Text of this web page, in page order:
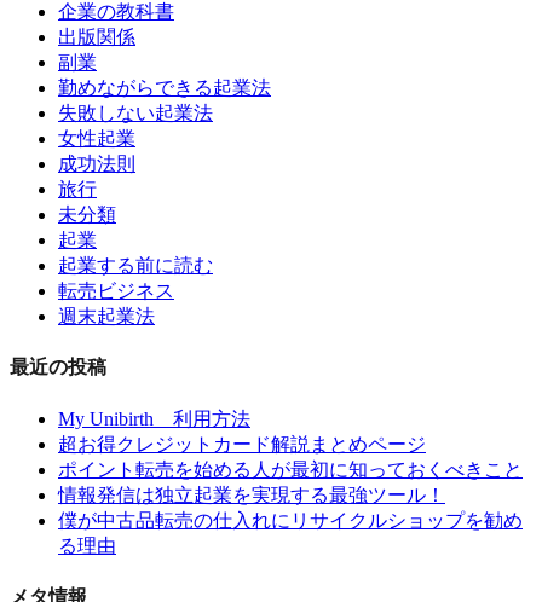
企業の教科書
出版関係
副業
勤めながらできる起業法
失敗しない起業法
女性起業
成功法則
旅行
未分類
起業
起業する前に読む
転売ビジネス
週末起業法
最近の投稿
My Unibirth 利用方法
超お得クレジットカード解説まとめページ
ポイント転売を始める人が最初に知っておくべきこと
情報発信は独立起業を実現する最強ツール！
僕が中古品転売の仕入れにリサイクルショップを勧め
る理由
メタ情報